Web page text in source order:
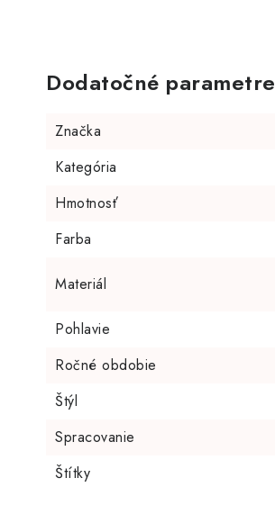
Dodatočné parametre
Značka
Kategória
Hmotnosť
Farba
Materiál
Pohlavie
Ročné obdobie
Štýl
Spracovanie
Štítky